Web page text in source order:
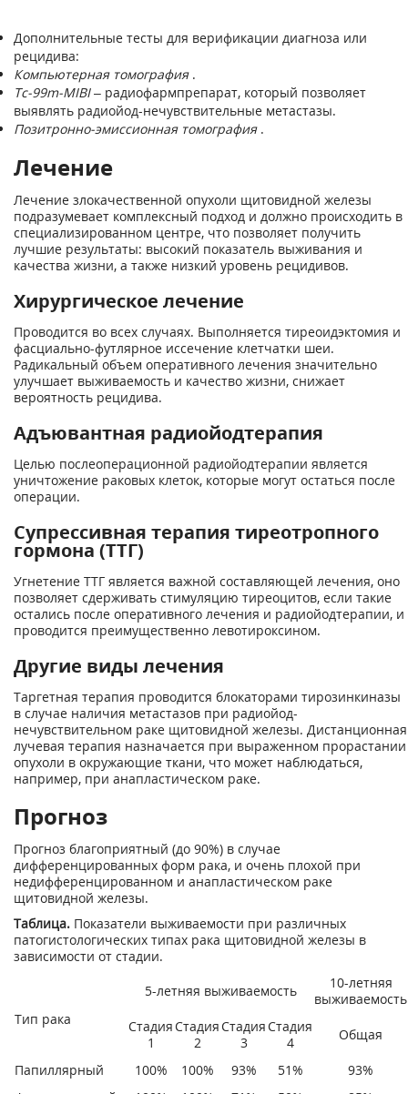
Дополнительные тесты для верификации диагноза или
рецидива:
Компьютерная томография .
Tc-99m-MIBI– радиофармпрепарат, который позволяет
выявлять радиойод-нечувствительные метастазы.
Позитронно-эмиссионная томография .
Лечение
Лечение злокачественной опухоли щитовидной железы
подразумевает комплексный подход и должно происходить в
специализированном центре, что позволяет получить
лучшие результаты: высокий показатель выживания и
качества жизни, а также низкий уровень рецидивов.
Хирургическое лечение
Проводится во всех случаях. Выполняется тиреоидэктомия и
фасциально-футлярное иссечение клетчатки шеи.
Радикальный объем оперативного лечения значительно
улучшает выживаемость и качество жизни, снижает
вероятность рецидива.
Адъювантная радиойодтерапия
Целью послеоперационной радиойодтерапии является
уничтожение раковых клеток, которые могут остаться после
операции.
Супрессивная терапия тиреотропного
гормона (ТТГ)
Угнетение ТТГ является важной составляющей лечения, оно
позволяет сдерживать стимуляцию тиреоцитов, если такие
остались после оперативного лечения и радиойодтерапии, и
проводится преимущественно левотироксином.
Другие виды лечения
Таргетная терапия проводится блокаторами тирозинкиназы
в случае наличия метастазов при радиойод-
нечувствительном раке щитовидной железы. Дистанционная
лучевая терапия назначается при выраженном прорастании
опухоли в окружающие ткани, что может наблюдаться,
например, при анапластическом раке.
Прогноз
Прогноз благоприятный (до 90%) в случае
дифференцированных форм рака, и очень плохой при
недифференцированном и анапластическом раке
щитовидной железы.
Таблица. Показатели выживаемости при различных
патогистологических типах рака щитовидной железы в
зависимости от стадии.
Тип рака
5-летняя выживаемость
10-летняя
выживаемость
Стадия
1
Стадия
2
Стадия
3
Стадия
4
Общая
Папиллярный 100% 100% 93% 51%
93%